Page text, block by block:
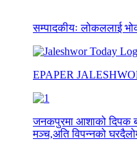
सम्पादकीयः लोकललाई
EPAPER
जनकपुरमा आशाको दिपक
मञ्च,अति विपन्नको